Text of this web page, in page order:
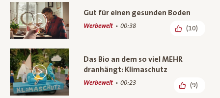
Gut für einen gesunden Boden
Werbewelt 00:38 (10)
Das Bio an dem so viel MEHR
dranhängt: Klimaschutz
Werbewelt 00:23 (9)